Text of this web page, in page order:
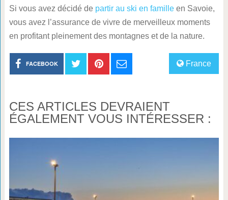
Si vous avez décidé de partir au ski en familleen Savoie,
vous avez l’assurance de vivre de merveilleux moments
en profitant pleinement des montagnes et de la nature.
France
FACEBOOK
CES ARTICLES DEVRAIENT
ÉGALEMENT VOUS INTÉRESSER :